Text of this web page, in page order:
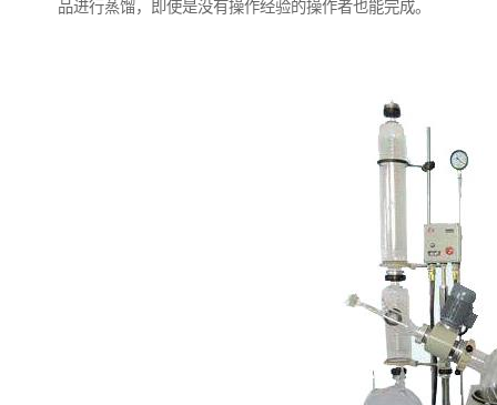
品进行蒸馏，即使是没有操作经验的操作者也能完成。